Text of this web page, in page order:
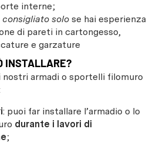
interne;
consigliato solo se hai esperienza
di pareti in cartongesso,
e garzature
INSTALLARE?
nostri armadi o sportelli filomuro
: puoi far installare l’armadio o lo
durante i lavori di
;